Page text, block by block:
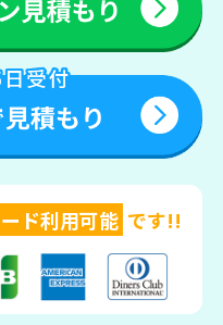
ド利用可能 です!!